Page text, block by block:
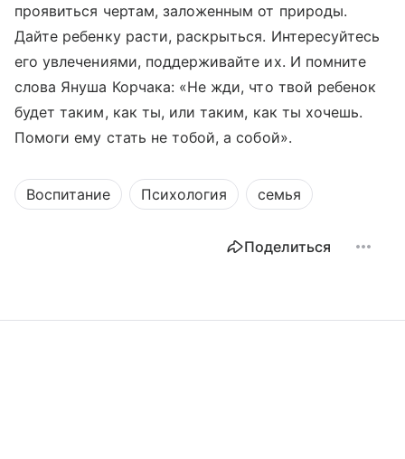
проявиться чертам, заложенным от природы.
Дайте ребенку расти, раскрыться. Интересуйтесь
его увлечениями, поддерживайте их. И помните
слова Януша Корчака: «Не жди, что твой ребенок
будет таким, как ты, или таким, как ты хочешь.
Помоги ему стать не тобой, а собой».
Воспитание Психология семья
Поделиться